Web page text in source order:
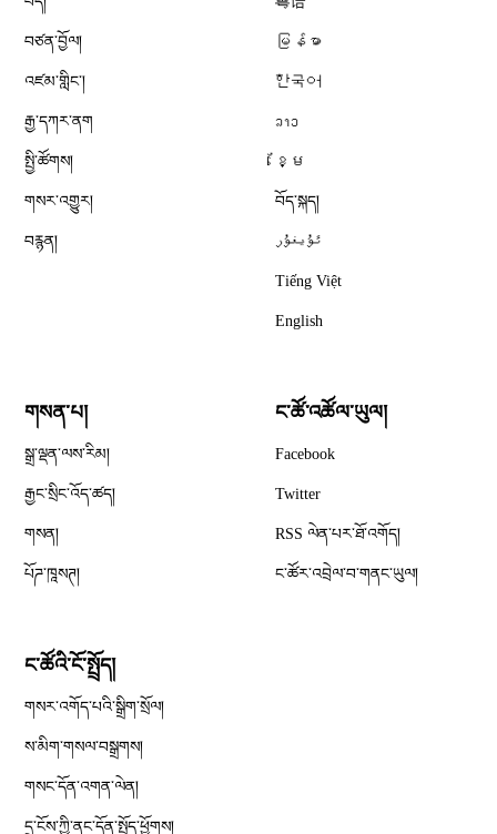
བཙན་བྱོལ།
འཛམ་གླིང༌།
རྒྱ་དཀར་ནག
སྤྱི་ཚོགས།
གསར་འགྱུར།
བརྙན།
မြန်မာ
한국어
ລາວ
ខ្មែ
བོད་སྐད།
ئۇيغۇر
Tiếng Việt
English
གསན་པ།
སྒྲ་ལྡན་ལས་རིམ།
རྒྱང་སྲིང་འོད་ཚད།
གསན།
པོཌ་ཁཱསཊ།
ང་ཚོ་འཚོལ་ཡུལ།
Facebook
Twitter
RSS ལེན་པར་ཐོ་འགོད།
ང་ཚོར་འབྲེལ་བ་གནང་ཡུལ།
ང་ཚོའི་ངོ་སྤྲོད།
གསར་འགོད་པའི་སྒྲིག་སྲོལ།
ས་མིག་གསལ་བསྒྲགས།
གསང་དོན་འགན་ལེན།
དྲ་ངོས་ཀྱི་ནང་དོན་སྤྱོད་ཕྱོགས།